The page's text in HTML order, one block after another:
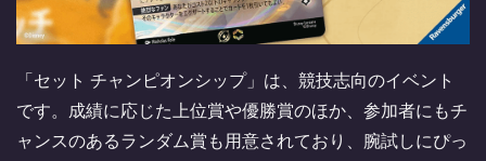
「セット チャンピオンシップ」は、競技志向のイベント
です。成績に応じた上位賞や優勝賞のほか、参加者にもチ
ャンスのあるランダム賞も用意されており、腕試しにぴっ